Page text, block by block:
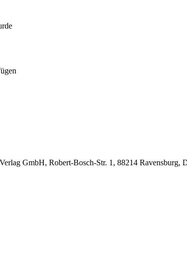
GmbH, Robert-Bosch-Str. 1, 88214 Ravensburg,